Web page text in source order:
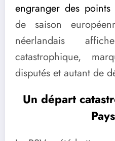
engranger des points
de saison
néerlandais
catastrophique,
disputés et autant de
Un départ